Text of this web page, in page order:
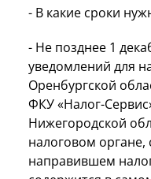
- В какие сроки
- Не позднее 1
уведомлений для
Оренбургской
ФКУ «Налог-
Нижегородской
налоговом
направившем